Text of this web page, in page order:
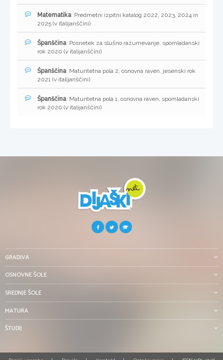
Matematika: Predmetni izpitni katalog 2022, 2023, 2024 in
2025 (v italijanščini)
Španščina: Posnetek za slušno razumevanje, spomladanski
rok 2020 (v italijanščini)
Španščina: Maturitetna pola 2, osnovna raven, jesenski rok
2021 (v italijanščini)
Španščina: Maturitetna pola 1, osnovna raven, spomladanski
rok 2020 (v italijanščini)
GRADIVA
OSNOVNE ŠOLE
SREDNJE ŠOLE
MATURA
ŠTUDIJ